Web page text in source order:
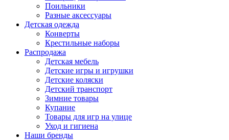
Поильники
Разные аксессуары
Детская одежда
Конверты
Крестильные наборы
Распродажа
Детская мебель
Детские игры и игрушки
Детские коляски
Детский транспорт
Зимние товары
Купание
Товары для игр на улице
Уход и гигиена
Наши бренды